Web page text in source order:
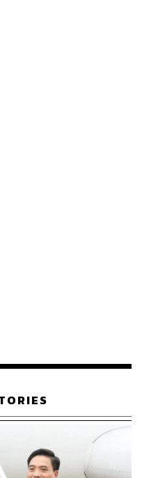
ลากหลายและการผสาน
องคนรุ่นใหม่ เราเชื่อว่า
ละนำไปสู่การสร้าง